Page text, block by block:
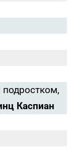
подростком,
Каспиан